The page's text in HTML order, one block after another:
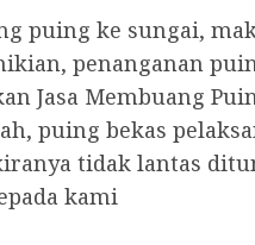
puing ke sungai,
penanganan
Jasa Membuang
puing bekas
tidak lantas
kami